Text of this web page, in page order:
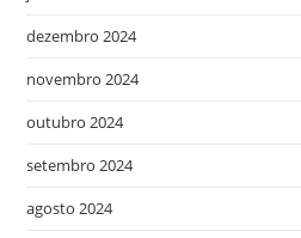
dezembro 2024
novembro 2024
outubro 2024
setembro 2024
agosto 2024